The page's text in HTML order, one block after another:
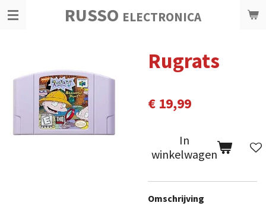
Ga
hoofdinhoud
RUSSO ELECTRONICA
Rugrats
€ 19,99
In
winkelwagen
Omschrijving